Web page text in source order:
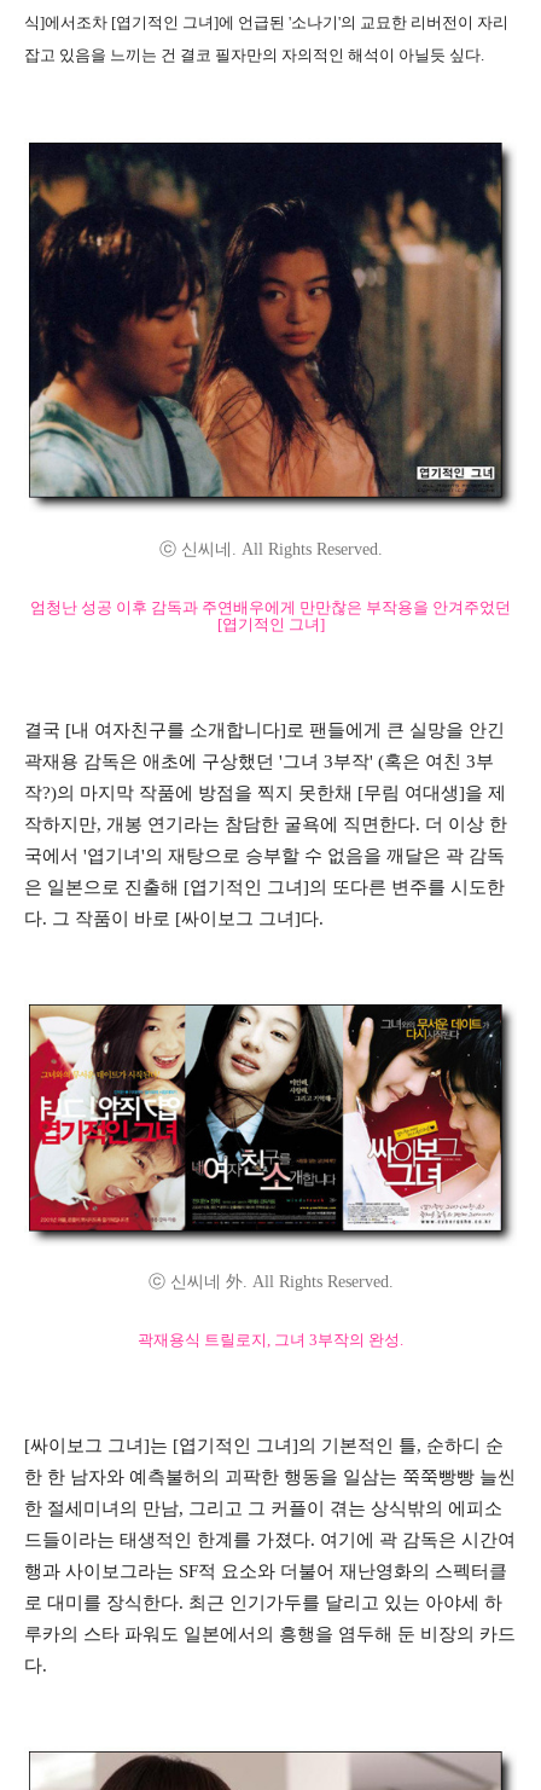
식]에서조차 [엽기적인 그녀]에 언급된 '소나기'의 교묘한 리버전이 자리
잡고 있음을 느끼는 건 결코 필자만의 자의적인 해석이 아닐듯 싶다.
ⓒ 신씨네. All Rights Reserved.
엄청난 성공 이후 감독과 주연배우에게 만만찮은 부작용을 안겨주었던
[엽기적인 그녀]
결국 [내 여자친구를 소개합니다]로 팬들에게 큰 실망을 안긴
곽재용 감독은 애초에 구상했던 '그녀 3부작' (혹은 여친 3부
작?)의 마지막 작품에 방점을 찍지 못한채 [무림 여대생]을 제
작하지만, 개봉 연기라는 참담한 굴욕에 직면한다. 더 이상 한
국에서 '엽기녀'의 재탕으로 승부할 수 없음을 깨달은 곽 감독
은 일본으로 진출해 [엽기적인 그녀]의 또다른 변주를 시도한
다. 그 작품이 바로 [싸이보그 그녀]다.
ⓒ 신씨네 外. All Rights Reserved.
곽재용식 트릴로지, 그녀 3부작의 완성.
[싸이보그 그녀]는 [엽기적인 그녀]의 기본적인 틀, 순하디 순
한 한 남자와 예측불허의 괴팍한 행동을 일삼는 쭉쭉빵빵 늘씬
한 절세미녀의 만남, 그리고 그 커플이 겪는 상식밖의 에피소
드들이라는 태생적인 한계를 가졌다. 여기에 곽 감독은 시간여
행과 사이보그라는 SF적 요소와 더불어 재난영화의 스펙터클
로 대미를 장식한다. 최근 인기가두를 달리고 있는 아야세 하
루카의 스타 파워도 일본에서의 흥행을 염두해 둔 비장의 카드
다.